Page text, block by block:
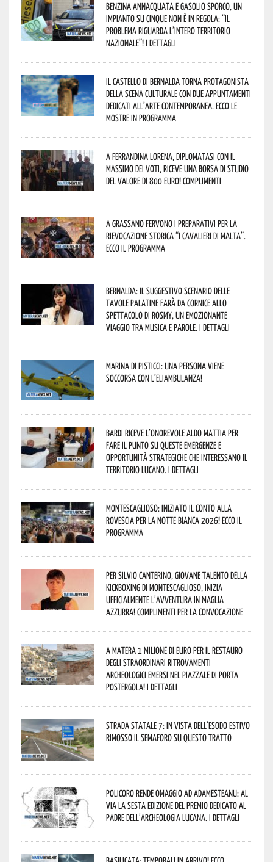
Benzina annacquata e gasolio sporco, un
impianto su cinque non è in regola: “il
problema riguarda l’intero territorio
Nazionale”! I dettagli
Il Castello di Bernalda torna protagonista
della scena culturale con due appuntamenti
dedicati all’arte contemporanea. Ecco le
mostre in programma
A Ferrandina Lorena, diplomatasi con il
massimo dei voti, riceve una borsa di studio
del valore di 800 euro! Complimenti
A Grassano fervono i preparativi per la
Rievocazione Storica “I CAVALIERI DI MALTA”.
Ecco il programma
Bernalda: il suggestivo scenario delle
Tavole Palatine farà da cornice allo
spettacolo di Rosmy, un emozionante
viaggio tra musica e parole. I dettagli
Marina di Pisticci: una persona viene
soccorsa con l’eliambulanza!
Bardi riceve l’onorevole Aldo Mattia per
fare il punto su queste emergenze e
opportunità strategiche che interessano il
territorio lucano. I dettagli
Montescaglioso: iniziato il conto alla
rovescia per la Notte Bianca 2026! Ecco il
programma
Per Silvio Canterino, giovane talento della
kickboxing di Montescaglioso, inizia
ufficialmente l’avventura in maglia
azzurra! Complimenti per la convocazione
A Matera 1 milione di euro per il restauro
degli straordinari ritrovamenti
archeologici emersi nel piazzale di Porta
Postergola! I dettagli
Strada statale 7: in vista dell’esodo estivo
rimosso il semaforo su questo tratto
Policoro rende omaggio ad Adamesteanu: al
via la sesta edizione del Premio dedicato al
padre dell’archeologia lucana. I dettagli